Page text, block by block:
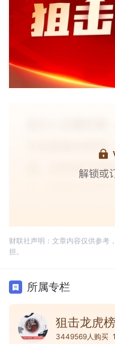
财联社声明：文章内容仅供参考
担。
所属专栏
狙击龙虎榜
3449569人购买